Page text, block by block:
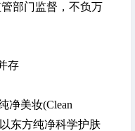
部门监督，不负万
存
美妆(Clean
东方纯净科学护肤